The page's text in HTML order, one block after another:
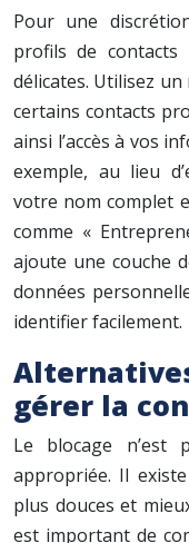
Pour une
profils de
délicates. Utilisez
certains contacts
ainsi l’accès à vos
exemple, au lieu
votre nom complet
comme «
ajoute une couche
données
identifier facilement.
gérer la
Le blocage
appropriée. Il
plus douces et
est important de